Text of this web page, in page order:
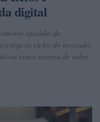
digital
episódio de
os ciclos do mercado,
como reserva de valor